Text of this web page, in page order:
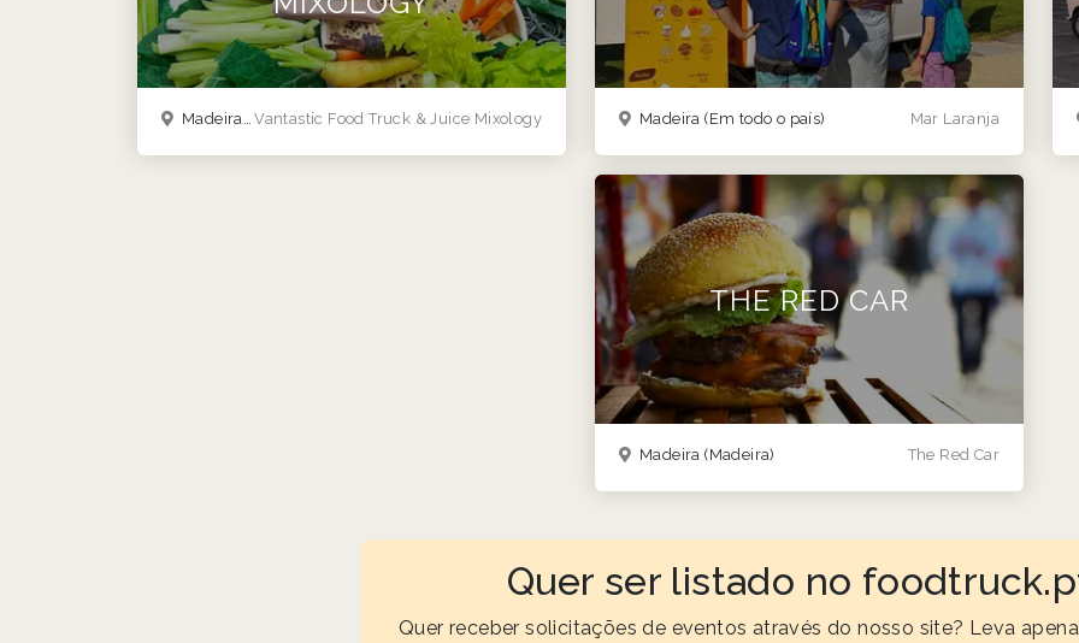
Vantastic Food Truck & Juice Mixology
Madeira (Madeira) Mar Laranja
Madeira(Em todo o país)
THE RED CAR
The Red Car
Madeira(Madeira)
Quer ser listado no
Quer receber solicitações de eventos através do nosso site? Leva